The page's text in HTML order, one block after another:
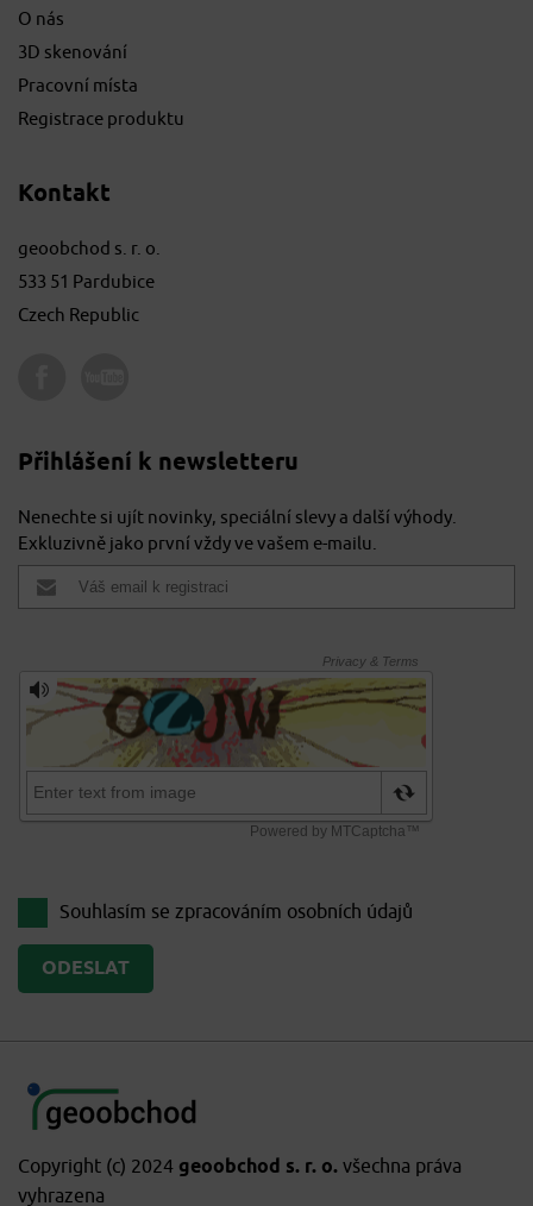
O nás
3D skenování
Pracovní místa
Registrace produktu
Kontakt
geoobchod s. r. o.
533 51 Pardubice
Czech Republic
Přihlášení k newsletteru
Nenechte si ujít novinky, speciální slevy a další výhody.
Exkluzivně jako první vždy ve vašem e-mailu.
Souhlasím se zpracováním osobních údajů
Copyright (c) 2024 geoobchod s. r. o. všechna práva
vyhrazena